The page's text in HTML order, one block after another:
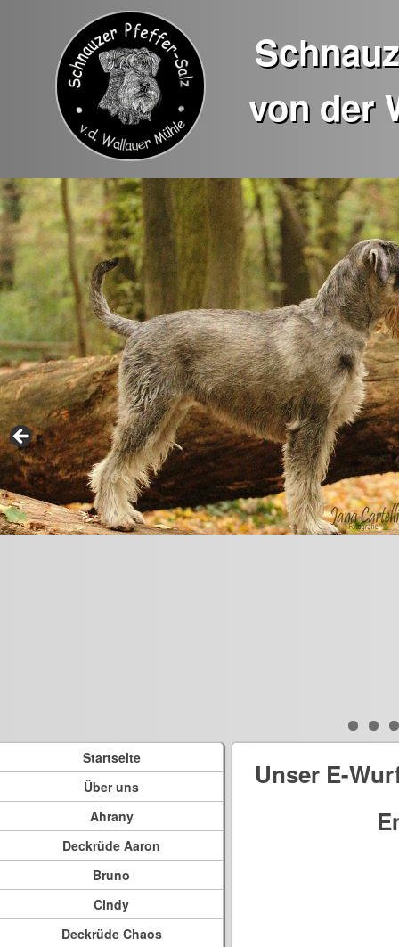
von der
Startseite
Über uns
Ahrany
Deckrüde Aaron
Bruno
Cindy
Deckrüde Chaos
Unser E-